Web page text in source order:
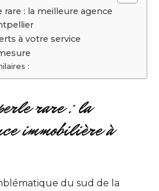
rare : la meilleure agence
à votre service
:
rare : la
immobilière à
du sud de la